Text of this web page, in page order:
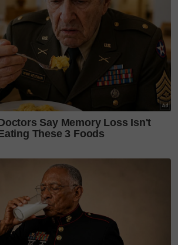
untuk info terkini dan bermanfaat!
kami diFacebook,Instagram
penuh inspirasi
promosi istimewa
yang kini sudah berada di 37
Mart terpilih di Shah Alam atau beli
Shopee Karangkraf Mall